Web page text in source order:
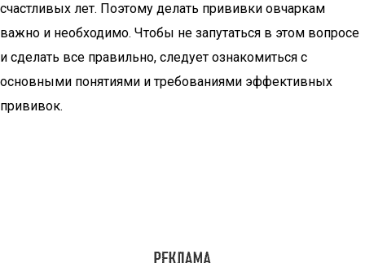
счастливых лет. Поэтому делать прививки овчаркам
важно и необходимо. Чтобы не запутаться в этом вопросе
и сделать все правильно, следует ознакомиться с
основными понятиями и требованиями эффективных
прививок.